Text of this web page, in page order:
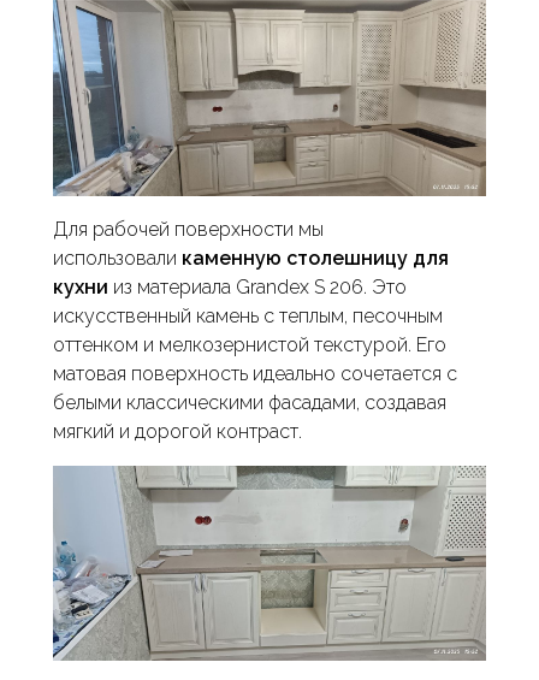
Для рабочей поверхности мы
использовали каменную столешницу для
кухни из материала Grandex S 206. Это
искусственный камень с теплым, песочным
оттенком и мелкозернистой текстурой. Его
матовая поверхность идеально сочетается с
белыми классическими фасадами, создавая
мягкий и дорогой контраст.